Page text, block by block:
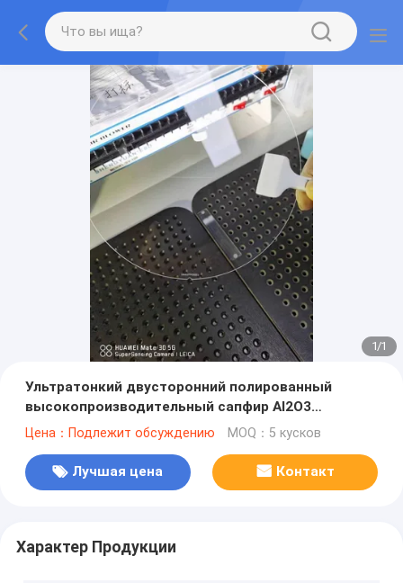
1/1
Ультратонкий двусторонний полированный
высокопроизводительный сапфир Al2O3
кристаллический субстрат 2 " 3" 4 "
Цена：Подлежит обсуждению MOQ：5 кусков
Лучшая цена Контакт
Характер Продукции